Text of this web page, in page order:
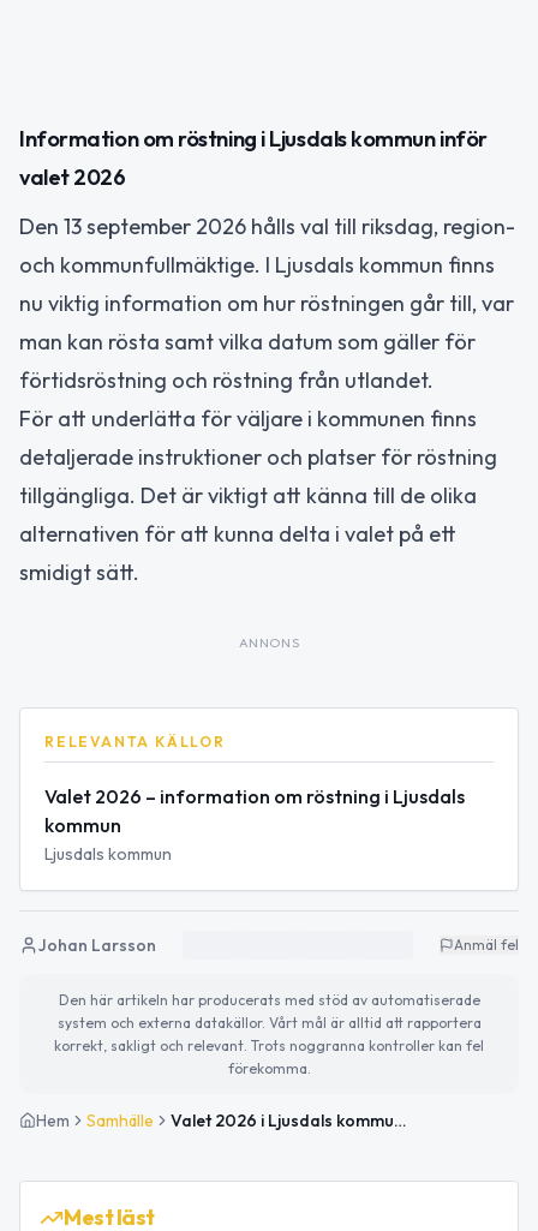
Information om röstning i Ljusdals kommun inför
valet 2026
Den 13 september 2026 hålls val till riksdag, region-
och kommunfullmäktige. I Ljusdals kommun finns
nu viktig information om hur röstningen går till, var
man kan rösta samt vilka datum som gäller för
förtidsröstning och röstning från utlandet.
För att underlätta för väljare i kommunen finns
detaljerade instruktioner och platser för röstning
tillgängliga. Det är viktigt att känna till de olika
alternativen för att kunna delta i valet på ett
smidigt sätt.
ANNONS
RELEVANTA KÄLLOR
Valet 2026 – information om röstning i Ljusdals
kommun
Ljusdals kommun
Johan Larsson Anmäl fel
Den här artikeln har producerats med stöd av automatiserade
system och externa datakällor. Vårt mål är alltid att rapportera
korrekt, sakligt och relevant. Trots noggranna kontroller kan fel
förekomma.
Hem Samhälle Valet 2026 i Ljusdals kommun – viktig information om röstning
Mest läst